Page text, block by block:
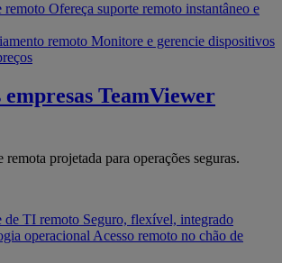
remoto Ofereça suporte remoto instantâneo e
remoto Monitore e gerencie dispositivos
TeamViewer
projetada para operações seguras.
de TI remoto Seguro, flexível, integrado
operacional Acesso remoto no chão de